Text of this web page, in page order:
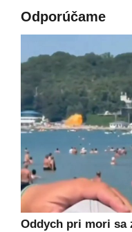
Odporúčame
Oddych pri mori sa